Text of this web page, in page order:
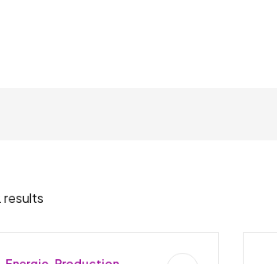
results